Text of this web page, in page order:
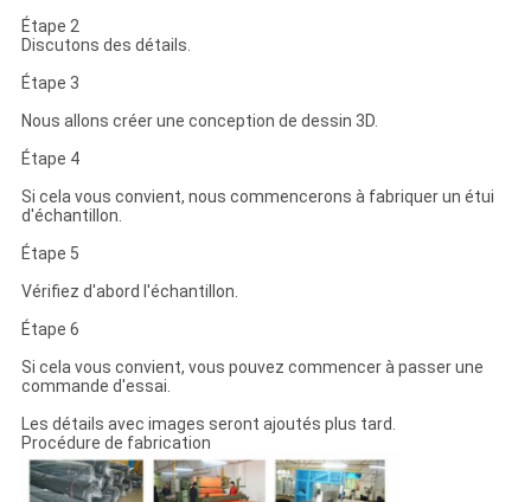
Étape 2
Discutons des détails.
Étape 3
Nous allons créer une conception de dessin 3D.
Étape 4
Si cela vous convient, nous commencerons à fabriquer un étui
d'échantillon.
Étape 5
Vérifiez d'abord l'échantillon.
Étape 6
Si cela vous convient, vous pouvez commencer à passer une
commande d'essai.
Les détails avec images seront ajoutés plus tard.
Procédure de fabrication